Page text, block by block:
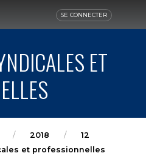
SE CONNECTER
ET
2018
12
et professionnelles